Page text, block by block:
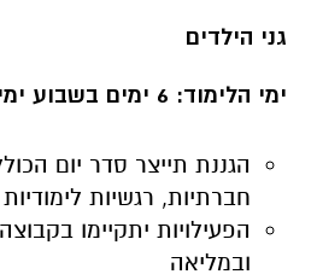
גני הילדים
ימי הלימוד: 6 ימים בשבוע ימים א-ו
הגננת תייצר סדר יום
חברתיות, רגשיות
הפעילויות יתקיימו
ובמליאה